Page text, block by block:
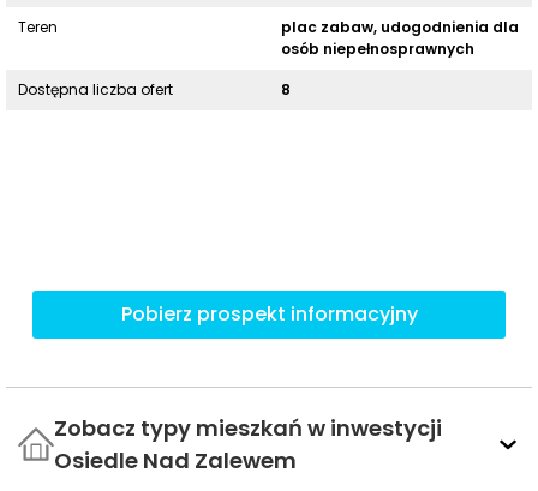
Teren
plac zabaw, udogodnienia dla
osób niepełnosprawnych
Dostępna liczba ofert
8
Pobierz prospekt informacyjny
Zobacz typy mieszkań w inwestycji
Osiedle Nad Zalewem